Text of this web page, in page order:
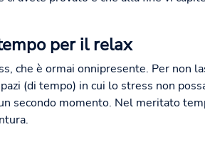
per il relax
che è ormai onnipresente. Per non
(di tempo) in cui lo stress non
secondo momento. Nel meritato